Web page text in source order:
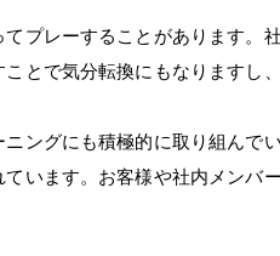
プレーすることがあります。
とで気分転換にもなりますし
ングにも積極的に取り組んで
います。お客様や社内メンバ